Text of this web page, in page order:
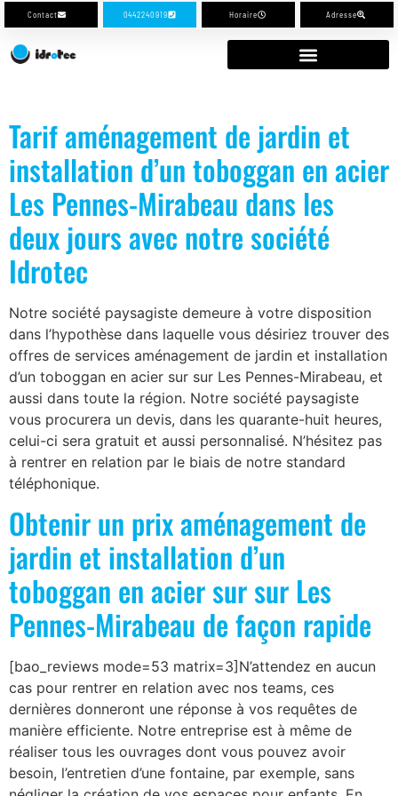
Contact 0442240919 Horaire Adresse
Tarif aménagement de jardin et
installation d’un toboggan en acier
Les Pennes-Mirabeau dans les
deux jours avec notre société
Idrotec
Notre société paysagiste demeure à votre disposition
dans l’hypothèse dans laquelle vous désiriez trouver des
offres de services aménagement de jardin et installation
d’un toboggan en acier sur sur Les Pennes-Mirabeau, et
aussi dans toute la région. Notre société paysagiste
vous procurera un devis, dans les quarante-huit heures,
celui-ci sera gratuit et aussi personnalisé. N’hésitez pas
à rentrer en relation par le biais de notre standard
téléphonique.
Obtenir un prix aménagement de
jardin et installation d’un
toboggan en acier sur sur Les
Pennes-Mirabeau de façon rapide
[bao_reviews mode=53 matrix=3]N’attendez en aucun
cas pour rentrer en relation avec nos teams, ces
dernières donneront une réponse à vos requêtes de
manière efficiente. Notre entreprise est à même de
réaliser tous les ouvrages dont vous pouvez avoir
besoin, l’entretien d’une fontaine, par exemple, sans